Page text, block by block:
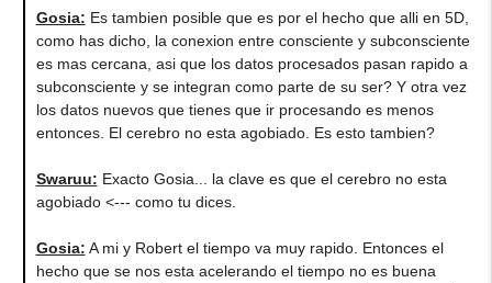
Gosia: Es tambien posible que es por el hecho que alli en 5D,
como has dicho, la conexion entre consciente y subconsciente
es mas cercana, asi que los datos procesados pasan rapido a
subconsciente y se integran como parte de su ser? Y otra vez
los datos nuevos que tienes que ir procesando es menos
entonces. El cerebro no esta agobiado. Es esto tambien?
Swaruu: Exacto Gosia... la clave es que el cerebro no esta
agobiado <--- como tu dices.
Gosia: A mi y Robert el tiempo va muy rapido. Entonces el
hecho que se nos esta acelerando el tiempo no es buena